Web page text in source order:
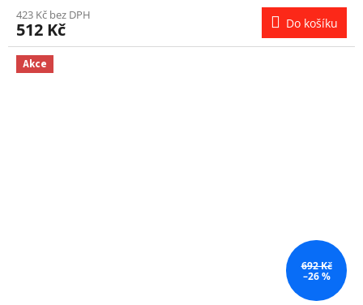
423 Kč bez DPH
512 Kč Do košíku
Akce
692 Kč
–26 %